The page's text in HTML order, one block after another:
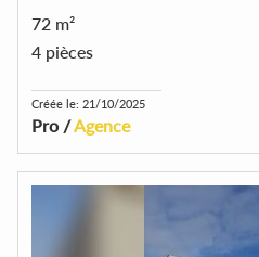
72 m²
4 pièces
Créée le: 21/10/2025
Pro /Agence